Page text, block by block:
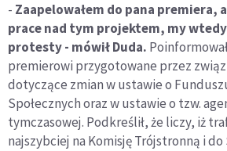
- Zaapelowałem do pana premiera,
prace nad tym projektem, my
protesty - mówił Duda.
premierowi przygotowane przez
dotyczące zmian w ustawie o
Społecznych oraz w ustawie o tzw.
tymczasowej. Podkreślił, że liczy, iż
najszybciej na Komisję Trójstronną i do